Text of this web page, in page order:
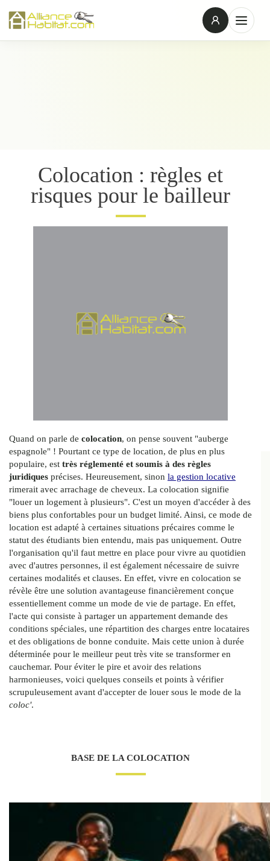
Colocation : règles et
risques pour le bailleur
Quand on parle de colocation, on pense souvent "auberge
espagnole" ! Pourtant ce type de location, de plus en plus
populaire, est très réglementé et soumis à des règles
juridiques précises. Heureusement, sinon la gestion locative
rimerait avec arrachage de cheveux. La colocation signifie
"louer un logement à plusieurs". C'est un moyen d'accéder à des
biens plus confortables pour un budget limité. Ainsi, ce mode de
location est adapté à certaines situations précaires comme le
statut des étudiants bien entendu, mais pas uniquement. Outre
l'organisation qu'il faut mettre en place pour vivre au quotidien
avec d'autres personnes, il est également nécessaire de suivre
certaines modalités et clauses. En effet, vivre en colocation se
révèle être une solution avantageuse financièrement conçue
essentiellement comme un mode de vie de partage. En effet,
l'acte qui consiste à partager un appartement demande des
conditions spéciales, une répartition des charges entre locataires
et des obligations de bonne conduite. Mais cette union à durée
déterminée pour le meilleur peut très vite se transformer en
cauchemar. Pour éviter le pire et avoir des relations
harmonieuses, voici quelques conseils et points à vérifier
scrupuleusement avant d'accepter de louer sous le mode de la
coloc'.
BASE DE LA COLOCATION